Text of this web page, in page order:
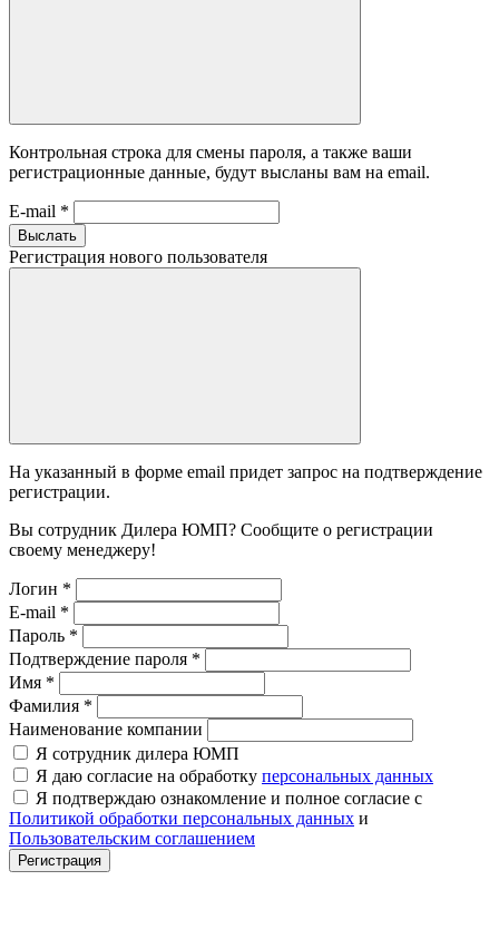
Контрольная строка для смены пароля, а также ваши
регистрационные данные, будут высланы вам на email.
E-mail *
Выслать
Регистрация нового пользователя
На указанный в форме email придет запрос на подтверждение
регистрации.
Вы сотрудник Дилера ЮМП? Сообщите о регистрации
своему менеджеру!
Логин *
E-mail *
Пароль *
Подтверждение пароля *
Имя *
Фамилия *
Наименование компании
Я сотрудник дилера ЮМП
Я даю согласие на обработку персональных данных
Я подтверждаю ознакомление и полное согласие с
Политикой обработки персональных данных и
Пользовательским соглашением
Регистрация